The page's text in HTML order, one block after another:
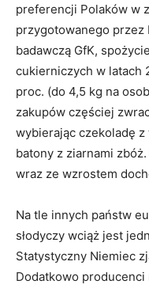
preferencji Polaków w
przygotowanego przez
badawczą GfK,
cukierniczych w latach
proc. (do 4,5 kg na
zakupów częściej
wybierając czekoladę
batony z ziarnami
wraz ze wzrostem
Na tle innych państw
słodyczy wciąż jest
Statystyczny Niemiec
Dodatkowo